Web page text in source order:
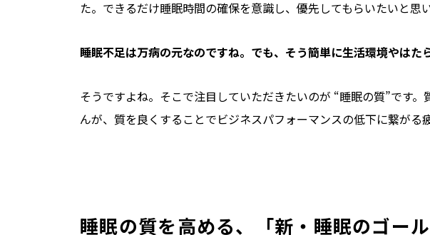
た。できるだけ睡眠時間の確保を意識し、優先してもらいたいと思い
――睡眠不足は万病の元なのですね。でも、そう簡単に生活環境やは
そうですよね。そこで注目していただきたいのが “睡眠の質”です
んが、質を良くすることでビジネスパフォーマンスの低下に繋がる
睡眠の質を高める、「新・睡眠のゴー